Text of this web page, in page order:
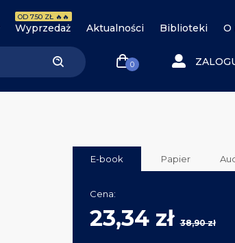
Wyprzedaż
OD 7.50 ZŁ 🔥🔥
Aktualności Biblioteki O
0
E-book Papier
Cena:
23,34 zł38,90 zł